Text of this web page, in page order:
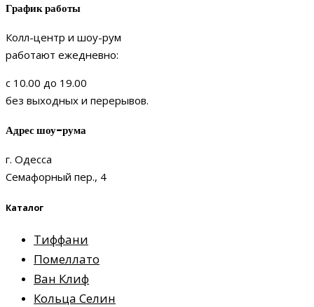
График работы
Колл-центр и шоу-рум
работают ежедневно:
с 10.00 до 19.00
без выходных и перерывов.
Адрес шоу-рума
г. Одесса
Семафорный пер., 4
Каталог
Тиффани
Помеллато
Ван Клиф
Кольца Селин